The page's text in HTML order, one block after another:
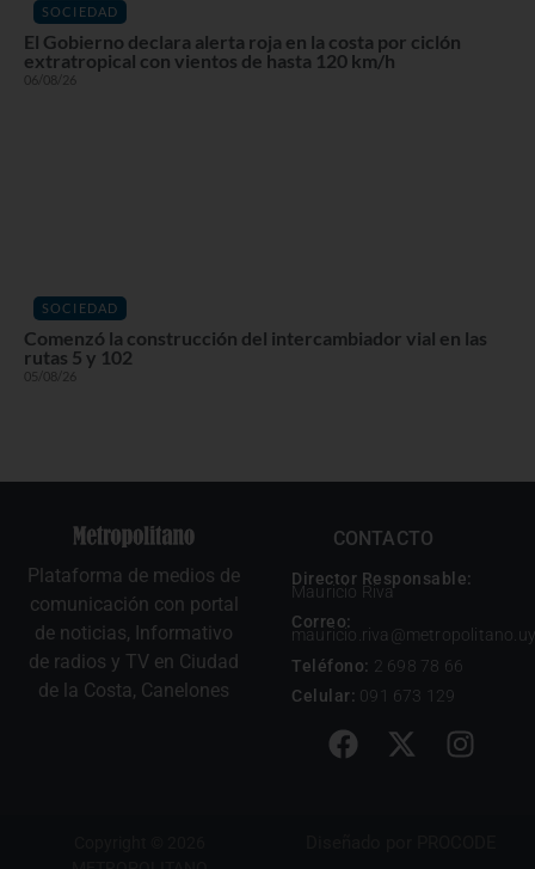
SOCIEDAD
El Gobierno declara alerta roja en la costa por ciclón
extratropical con vientos de hasta 120 km/h
06/08/26
SOCIEDAD
Comenzó la construcción del intercambiador vial en las
rutas 5 y 102
05/08/26
Plataforma de medios de
comunicación con portal
de noticias, Informativo
de radios y TV en Ciudad
de la Costa, Canelones
CONTACTO
Director Responsable:
Mauricio Riva
Correo:
mauricio.riva@metropolitano.uy
Teléfono: 2 698 78 66
Celular: 091 673 129